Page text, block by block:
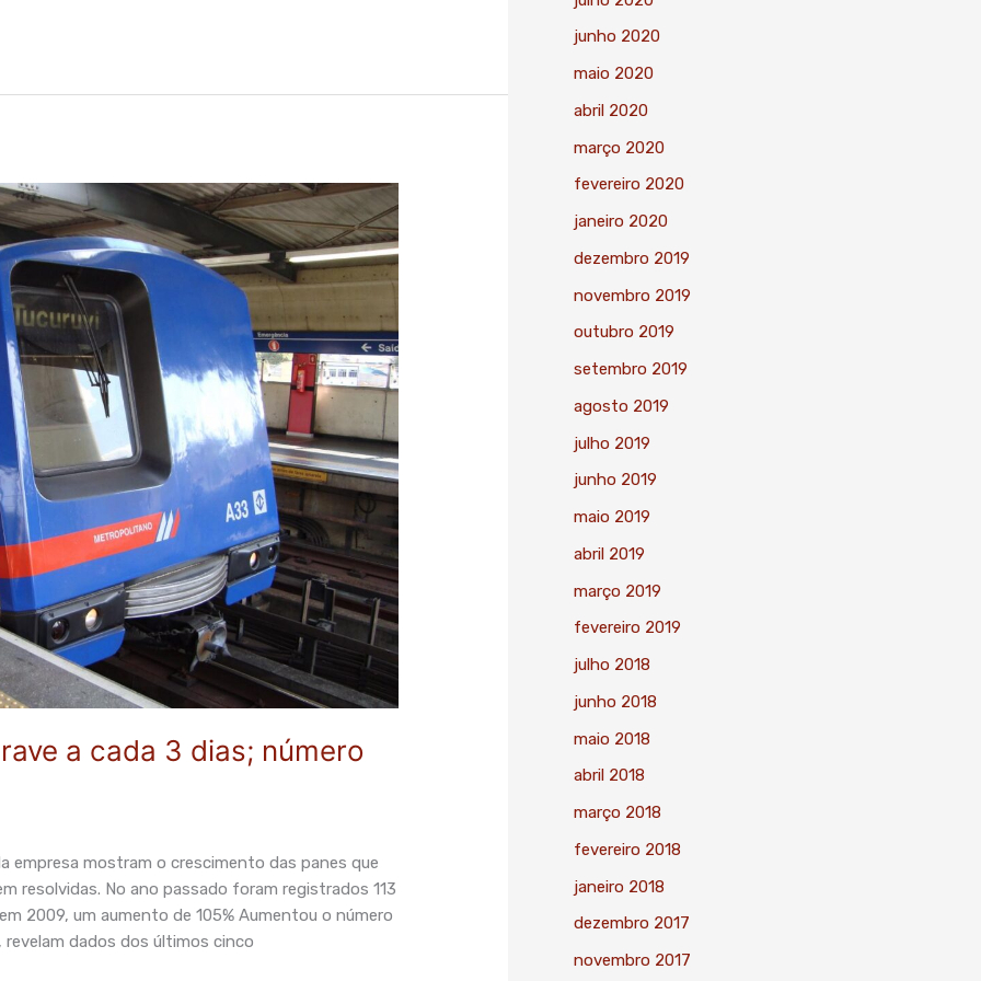
a cada 3 dias; número
empresa mostram o crescimento das panes que
resolvidas. No ano passado foram registrados 113
2009, um aumento de 105% Aumentou o número
dados dos últimos cinco
junho 2020
maio 2020
abril 2020
março 2020
fevereiro 2020
janeiro 2020
dezembro 2019
novembro 2019
outubro 2019
setembro 2019
agosto 2019
julho 2019
junho 2019
maio 2019
abril 2019
março 2019
fevereiro 2019
julho 2018
junho 2018
maio 2018
abril 2018
março 2018
fevereiro 2018
janeiro 2018
dezembro 2017
novembro 2017